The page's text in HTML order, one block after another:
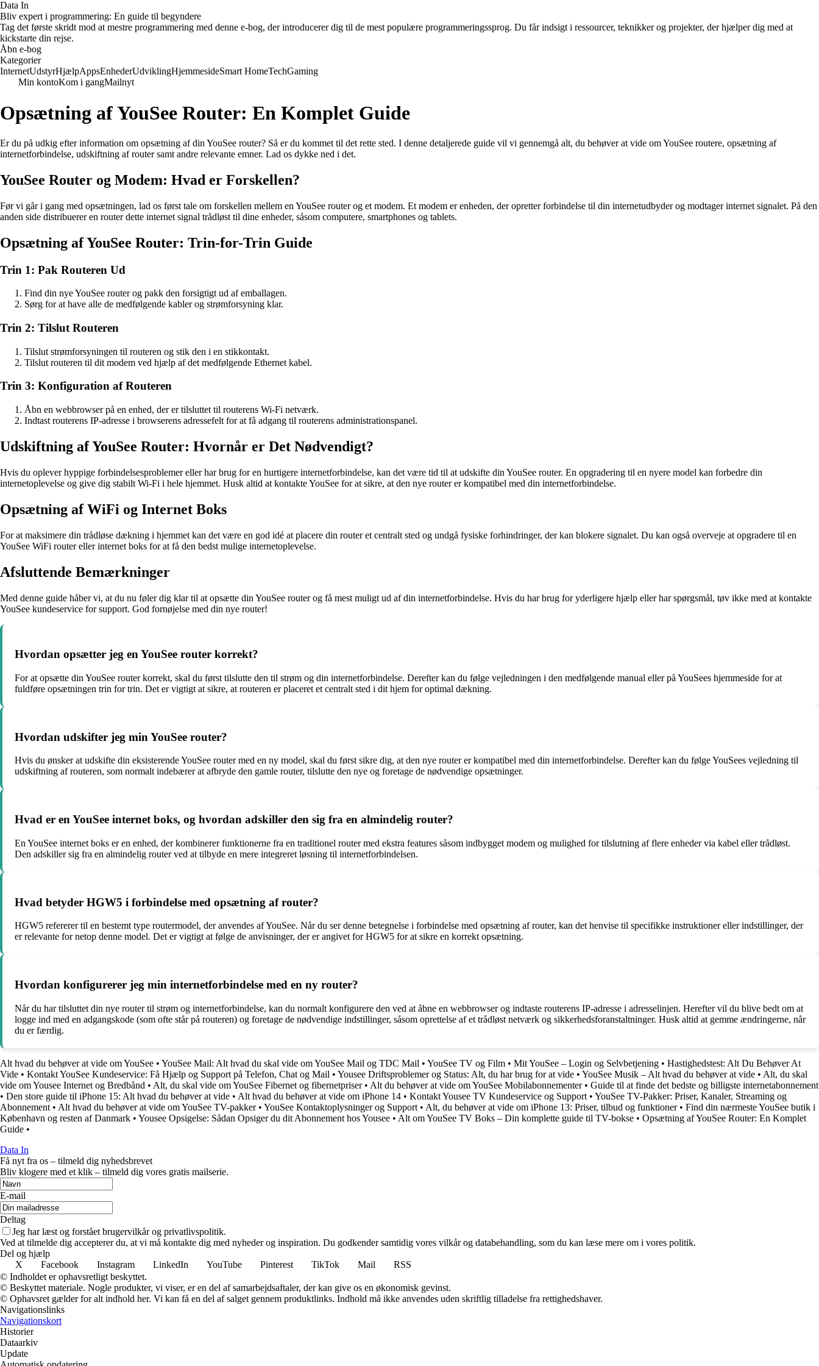
Data In
Bliv expert i programmering: En guide til begyndere
Tag det første skridt mod at mestre programmering med denne e-bog, der introducerer dig til de mest populære programmeringssprog. Du får indsigt i ressourcer, teknikker og projekter, der hjælper dig med at
kickstarte din rejse.
Åbn e-bog
Kategorier
InternetUdstyrHjælpAppsEnhederUdviklingHjemmesideSmart HomeTechGaming
Min kontoKom i gangMailnyt
Opsætning af YouSee Router: En Komplet Guide
Er du på udkig efter information om opsætning af din YouSee router? Så er du kommet til det rette sted. I denne detaljerede guide vil vi gennemgå alt, du behøver at vide om YouSee routere, opsætning af
internetforbindelse, udskiftning af router samt andre relevante emner. Lad os dykke ned i det.
YouSee Router og Modem: Hvad er Forskellen?
Før vi går i gang med opsætningen, lad os først tale om forskellen mellem en YouSee router og et modem. Et modem er enheden, der opretter forbindelse til din internetudbyder og modtager internet signalet. På den
anden side distribuerer en router dette internet signal trådløst til dine enheder, såsom computere, smartphones og tablets.
Opsætning af YouSee Router: Trin-for-Trin Guide
Trin 1: Pak Routeren Ud
Find din nye YouSee router og pakk den forsigtigt ud af emballagen.
Sørg for at have alle de medfølgende kabler og strømforsyning klar.
Trin 2: Tilslut Routeren
Tilslut strømforsyningen til routeren og stik den i en stikkontakt.
Tilslut routeren til dit modem ved hjælp af det medfølgende Ethernet kabel.
Trin 3: Konfiguration af Routeren
Åbn en webbrowser på en enhed, der er tilsluttet til routerens Wi-Fi netværk.
Indtast routerens IP-adresse i browserens adressefelt for at få adgang til routerens administrationspanel.
Udskiftning af YouSee Router: Hvornår er Det Nødvendigt?
Hvis du oplever hyppige forbindelsesproblemer eller har brug for en hurtigere internetforbindelse, kan det være tid til at udskifte din YouSee router. En opgradering til en nyere model kan forbedre din
internetoplevelse og give dig stabilt Wi-Fi i hele hjemmet. Husk altid at kontakte YouSee for at sikre, at den nye router er kompatibel med din internetforbindelse.
Opsætning af WiFi og Internet Boks
For at maksimere din trådløse dækning i hjemmet kan det være en god idé at placere din router et centralt sted og undgå fysiske forhindringer, der kan blokere signalet. Du kan også overveje at opgradere til en
YouSee WiFi router eller internet boks for at få den bedst mulige internetoplevelse.
Afsluttende Bemærkninger
Med denne guide håber vi, at du nu føler dig klar til at opsætte din YouSee router og få mest muligt ud af din internetforbindelse. Hvis du har brug for yderligere hjælp eller har spørgsmål, tøv ikke med at kontakte
YouSee kundeservice for support. God fornøjelse med din nye router!
Hvordan opsætter jeg en YouSee router korrekt?
For at opsætte din YouSee router korrekt, skal du først tilslutte den til strøm og din internetforbindelse. Derefter kan du følge vejledningen i den medfølgende manual eller på YouSees hjemmeside for at
fuldføre opsætningen trin for trin. Det er vigtigt at sikre, at routeren er placeret et centralt sted i dit hjem for optimal dækning.
Hvordan udskifter jeg min YouSee router?
Hvis du ønsker at udskifte din eksisterende YouSee router med en ny model, skal du først sikre dig, at den nye router er kompatibel med din internetforbindelse. Derefter kan du følge YouSees vejledning til
udskiftning af routeren, som normalt indebærer at afbryde den gamle router, tilslutte den nye og foretage de nødvendige opsætninger.
Hvad er en YouSee internet boks, og hvordan adskiller den sig fra en almindelig router?
En YouSee internet boks er en enhed, der kombinerer funktionerne fra en traditionel router med ekstra features såsom indbygget modem og mulighed for tilslutning af flere enheder via kabel eller trådløst.
Den adskiller sig fra en almindelig router ved at tilbyde en mere integreret løsning til internetforbindelsen.
Hvad betyder HGW5 i forbindelse med opsætning af router?
HGW5 refererer til en bestemt type routermodel, der anvendes af YouSee. Når du ser denne betegnelse i forbindelse med opsætning af router, kan det henvise til specifikke instruktioner eller indstillinger, der
er relevante for netop denne model. Det er vigtigt at følge de anvisninger, der er angivet for HGW5 for at sikre en korrekt opsætning.
Hvordan konfigurerer jeg min internetforbindelse med en ny router?
Når du har tilsluttet din nye router til strøm og internetforbindelse, kan du normalt konfigurere den ved at åbne en webbrowser og indtaste routerens IP-adresse i adresselinjen. Herefter vil du blive bedt om at
logge ind med en adgangskode (som ofte står på routeren) og foretage de nødvendige indstillinger, såsom oprettelse af et trådløst netværk og sikkerhedsforanstaltninger. Husk altid at gemme ændringerne, når
du er færdig.
Alt hvad du behøver at vide om YouSee • YouSee Mail: Alt hvad du skal vide om YouSee Mail og TDC Mail • YouSee TV og Film • Mit YouSee – Login og Selvbetjening • Hastighedstest: Alt Du Behøver At
Vide • Kontakt YouSee Kundeservice: Få Hjælp og Support på Telefon, Chat og Mail • Yousee Driftsproblemer og Status: Alt, du har brug for at vide • YouSee Musik – Alt hvad du behøver at vide • Alt, du skal
vide om Yousee Internet og Bredbånd • Alt, du skal vide om YouSee Fibernet og fibernetpriser• Alt du behøver at vide om YouSee Mobilabonnementer• Guide til at finde det bedste og billigste internetabonnement
• Den store guide til iPhone 15: Alt hvad du behøver at vide • Alt hvad du behøver at vide om iPhone 14 • Kontakt Yousee TV Kundeservice og Support • YouSee TV-Pakker: Priser, Kanaler, Streaming og
Abonnement • Alt hvad du behøver at vide om YouSee TV-pakker• YouSee Kontaktoplysninger og Support • Alt, du behøver at vide om iPhone 13: Priser, tilbud og funktioner• Find din nærmeste YouSee butik i
København og resten af Danmark • Yousee Opsigelse: Sådan Opsiger du dit Abonnement hos Yousee • Alt om YouSee TV Boks – Din komplette guide til TV-bokse • Opsætning af YouSee Router: En Komplet
Guide •
Data In
Få nyt fra os – tilmeld dig nyhedsbrevet
Bliv klogere med et klik – tilmeld dig vores gratis mailserie.
E-mail
Deltag
Jeg har læst og forstået brugervilkår og privatlivspolitik.
Ved at tilmelde dig accepterer du, at vi må kontakte dig med nyheder og inspiration. Du godkender samtidig vores vilkår og databehandling, som du kan læse mere om i vores politik.
Del og hjælp
X
Facebook Instagram LinkedIn YouTube Pinterest TikTok Mail
RSS
© Indholdet er ophavsretligt beskyttet.
© Beskyttet materiale. Nogle produkter, vi viser, er en del af samarbejdsaftaler, der kan give os en økonomisk gevinst.
© Ophavsret gælder for alt indhold her. Vi kan få en del af salget gennem produktlinks. Indhold må ikke anvendes uden skriftlig tilladelse fra rettighedshaver.
Navigationslinks
Navigationskort
Historier
Dataarkiv
Update